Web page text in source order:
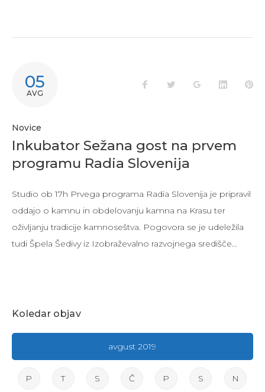
05
AVG
FacebookTwitter Google+LinkedIn
Novice
Inkubator Sežana gost na prvem
programu Radia Slovenija
Studio ob 17h Prvega programa Radia Slovenija je pripravil
oddajo o kamnu in obdelovanju kamna na Krasu ter
oživljanju tradicije kamnoseštva. Pogovora se je udeležila
tudi Špela Šedivy iz Izobraževalno razvojnega središče…
Koledar objav
avgust 2019
P T S Č P S N